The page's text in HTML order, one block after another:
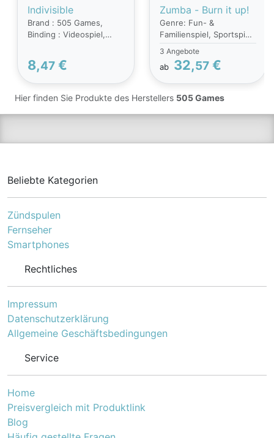
Indivisible
Brand : 505 Games,
Binding : Videospiel,
505 Games,
PackageQuantity : 1,
medium : Videospiel, 0 :
Xbox One,
publicationDate : 2019-
8,47 €
Zumba - Burn it up!
Genre: Fun- &
Familienspiel, Sportspiel,
USK: Freigegeben ab 0
Jahren
3 Angebote
ab 32,57 €
Hier finden Sie Produkte des Herstellers 505 Games
Beliebte Kategorien
Zündspulen
Fernseher
Smartphones
Rechtliches
Impressum
Datenschutzerklärung
Allgemeine Geschäftsbedingungen
Service
Home
Preisvergleich mit Produktlink
Blog